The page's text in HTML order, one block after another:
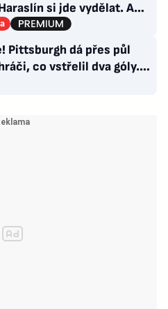
si jde vydělat. A
titul? Až za rok
Pittsburgh dá přes půl
co vstřelil dva góly.